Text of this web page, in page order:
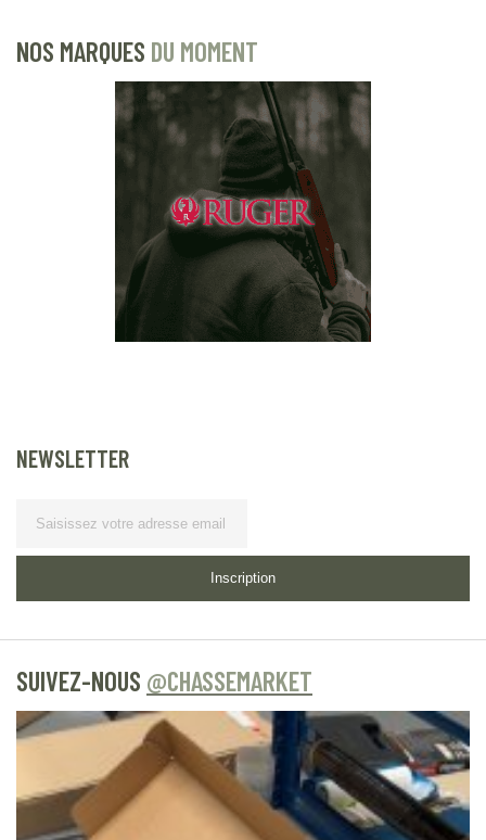
NOS MARQUES DU MOMENT
NEWSLETTER
Inscription
SUIVEZ-NOUS @CHASSEMARKET